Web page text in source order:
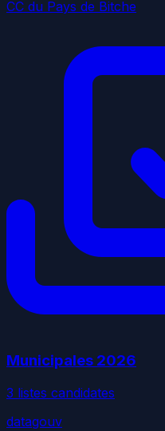
CC du Pays de Bitche
Municipales 2026
3 listes candidates
datagouv